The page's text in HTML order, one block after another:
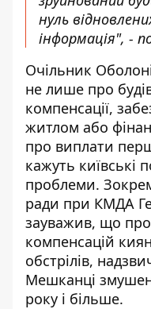
нуль
інформація", -
Очільник
не лише про
компенсації,
житлом або
про виплати
кажуть київські
проблеми.
ради при КМДА
зауважив, що
компенсацій
обстрілів,
Мешканці
року і більше.